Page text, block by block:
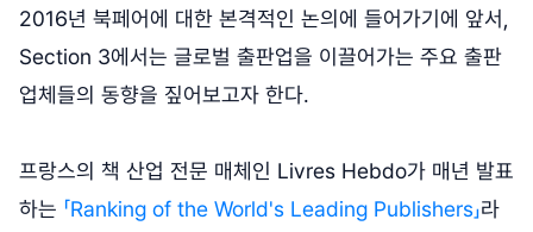
2016년 북페어에 대한 본격적인 논의에 들어가기에 앞서,
Section 3에서는 글로벌 출판업을 이끌어가는 주요 출판
업체들의 동향을 짚어보고자 한다.
프랑스의 책 산업 전문 매체인 Livres Hebdo가 매년 발표
하는 「Ranking of the World's Leading Publishers」라